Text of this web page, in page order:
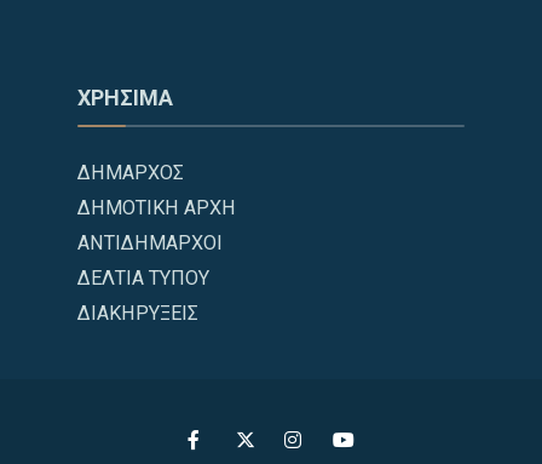
ΧΡΗΣΙΜΑ
ΔΗΜΑΡΧΟΣ
ΔΗΜΟΤΙΚΗ ΑΡΧΗ
ΑΝΤΙΔΗΜΑΡΧΟΙ
ΔΕΛΤΙΑ ΤΥΠΟΥ
ΔΙΑΚΗΡΥΞΕΙΣ